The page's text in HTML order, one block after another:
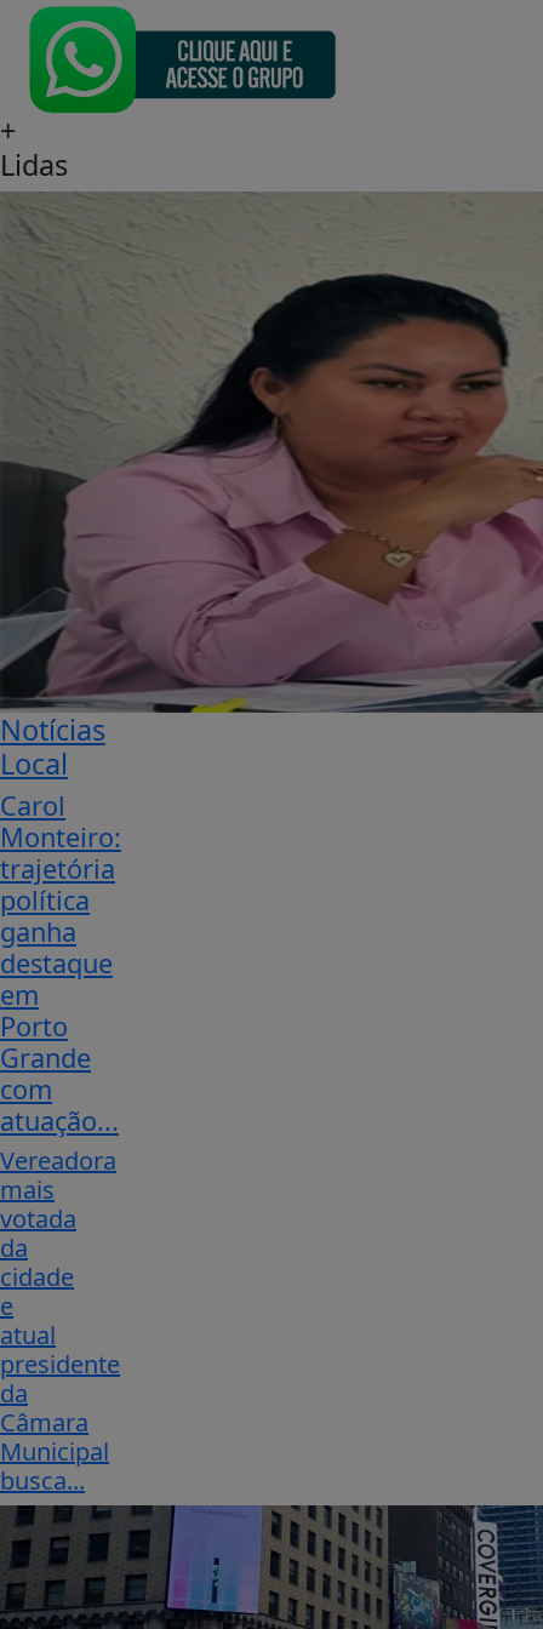
+
Lidas
Notícias
Local
Carol
Monteiro:
trajetória
política
ganha
destaque
em
Porto
Grande
com
atuação...
Vereadora
mais
votada
da
cidade
e
atual
presidente
da
Câmara
Municipal
busca...